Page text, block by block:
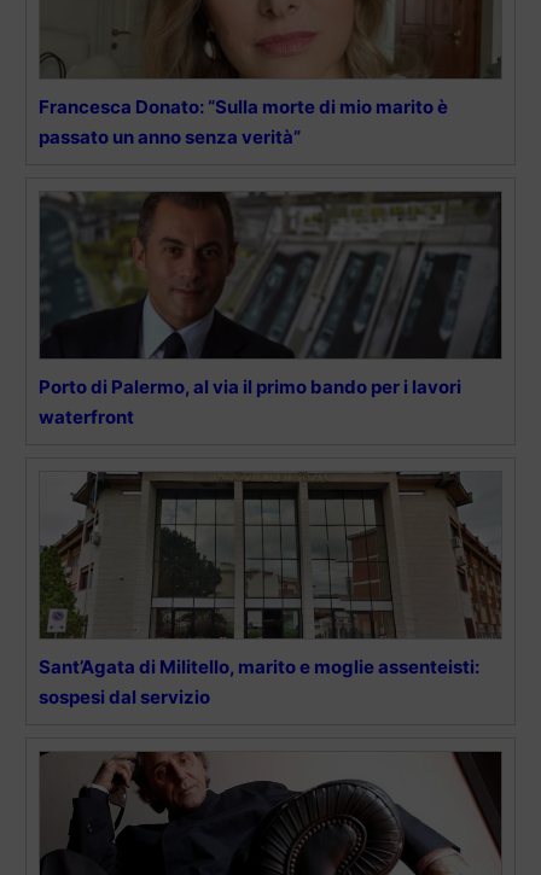
Francesca Donato: “Sulla morte di mio marito è
passato un anno senza verità”
Porto di Palermo, al via il primo bando per i lavori
waterfront
Sant’Agata di Militello, marito e moglie assenteisti:
sospesi dal servizio